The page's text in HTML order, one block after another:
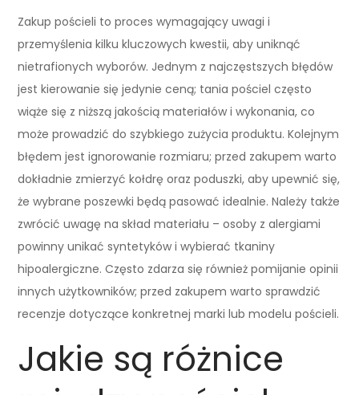
Zakup pościeli to proces wymagający uwagi i
przemyślenia kilku kluczowych kwestii, aby uniknąć
nietrafionych wyborów. Jednym z najczęstszych błędów
jest kierowanie się jedynie ceną; tania pościel często
wiąże się z niższą jakością materiałów i wykonania, co
może prowadzić do szybkiego zużycia produktu. Kolejnym
błędem jest ignorowanie rozmiaru; przed zakupem warto
dokładnie zmierzyć kołdrę oraz poduszki, aby upewnić się,
że wybrane poszewki będą pasować idealnie. Należy także
zwrócić uwagę na skład materiału – osoby z alergiami
powinny unikać syntetyków i wybierać tkaniny
hipoalergiczne. Często zdarza się również pomijanie opinii
innych użytkowników; przed zakupem warto sprawdzić
recenzje dotyczące konkretnej marki lub modelu pościeli.
Jakie są różnice